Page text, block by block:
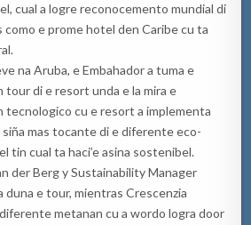
cual a logre reconocemento mundial di
e prome hotel den Caribe cu ta
na Aruba, e Embahador a tuma e
tour di e resort unda e la mira e
cu e resort a implementa
siña mas tocante di e diferente eco-
tin cual ta haci’e asina sostenibel.
der Berg y Sustainability Manager
duna e tour, mientras Crescenzia
metanan cu a wordo logra door